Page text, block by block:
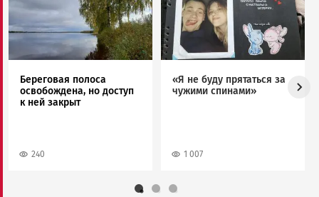
Береговая полоса
освобождена, но доступ
к ней закрыт
240
«Я не буду прятаться за
чужими спинами»
1 007